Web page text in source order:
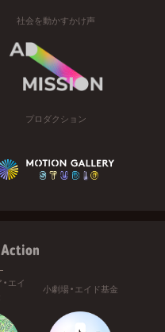
社会を動かすかけ声
プロダクション
エイ
小劇場・エイド基金